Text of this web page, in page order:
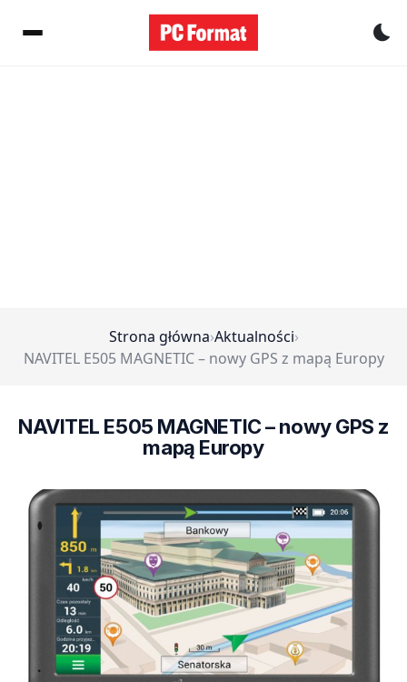
Strona główna›Aktualności›
NAVITEL E505 MAGNETIC – nowy GPS z mapą Europy
NAVITEL E505 MAGNETIC – nowy GPS z
mapą Europy